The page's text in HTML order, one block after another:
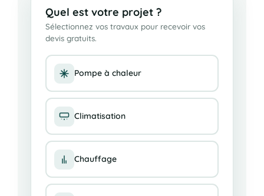
Quel est votre projet ?
Sélectionnez vos travaux pour recevoir vos
devis gratuits.
Pompe à chaleur
Climatisation
Chauffage